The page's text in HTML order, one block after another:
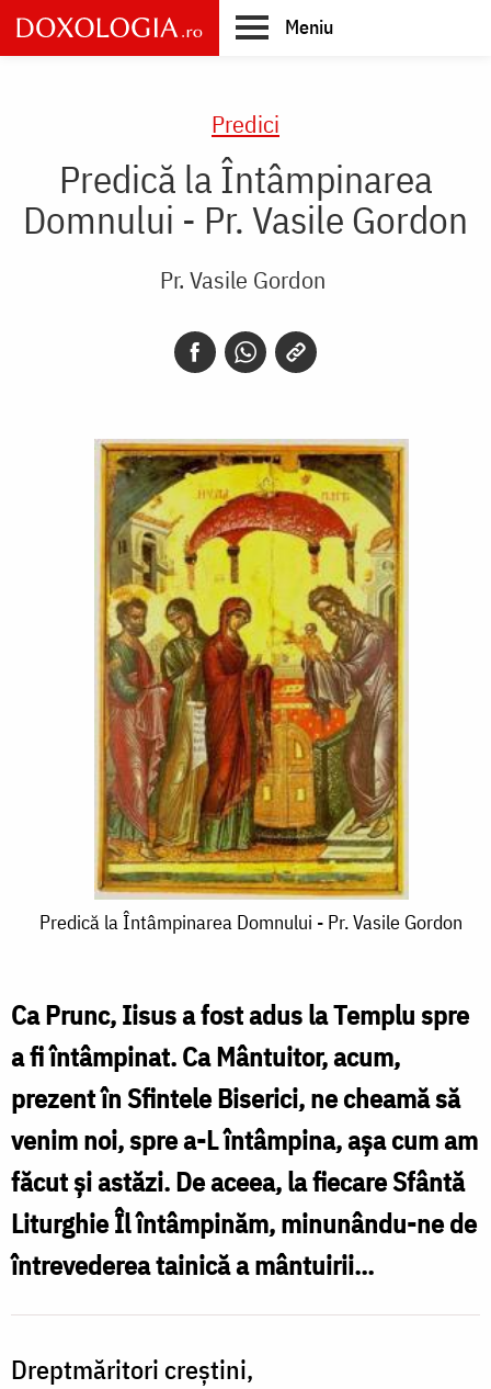
Skip
to
main
Meniu
Predici
Predică la Întâmpinarea
Domnului - Pr. Vasile Gordon
Pr. Vasile Gordon
Predică
Întâmpinarea
Domnului
-
Pr.
Vasile
Gordon
Predică la Întâmpinarea Domnului - Pr. Vasile Gordon
Ca Prunc, Iisus a fost adus la Templu spre
a fi întâmpinat. Ca Mântuitor, acum,
prezent în Sfintele Biserici, ne cheamă să
venim noi, spre a-L întâmpina, aşa cum am
făcut şi astăzi. De aceea, la fiecare Sfântă
Liturghie Îl întâmpinăm, minunându-ne de
întrevederea tainică a mântuirii...
Dreptmăritori creştini,